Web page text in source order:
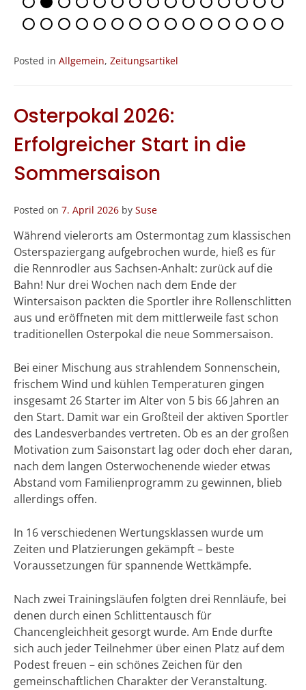
Posted in Allgemein, Zeitungsartikel
Osterpokal 2026:
Erfolgreicher Start in die
Sommersaison
Posted on 7. April 2026 by Suse
Während vielerorts am Ostermontag zum klassischen
Osterspaziergang aufgebrochen wurde, hieß es für
die Rennrodler aus Sachsen-Anhalt: zurück auf die
Bahn! Nur drei Wochen nach dem Ende der
Wintersaison packten die Sportler ihre Rollenschlitten
aus und eröffneten mit dem mittlerweile fast schon
traditionellen Osterpokal die neue Sommersaison.
Bei einer Mischung aus strahlendem Sonnenschein,
frischem Wind und kühlen Temperaturen gingen
insgesamt 26 Starter im Alter von 5 bis 66 Jahren an
den Start. Damit war ein Großteil der aktiven Sportler
des Landesverbandes vertreten. Ob es an der großen
Motivation zum Saisonstart lag oder doch eher daran,
nach dem langen Osterwochenende wieder etwas
Abstand vom Familienprogramm zu gewinnen, blieb
allerdings offen.
In 16 verschiedenen Wertungsklassen wurde um
Zeiten und Platzierungen gekämpft – beste
Voraussetzungen für spannende Wettkämpfe.
Nach zwei Trainingsläufen folgten drei Rennläufe, bei
denen durch einen Schlittentausch für
Chancengleichheit gesorgt wurde. Am Ende durfte
sich auch jeder Teilnehmer über einen Platz auf dem
Podest freuen – ein schönes Zeichen für den
gemeinschaftlichen Charakter der Veranstaltung.